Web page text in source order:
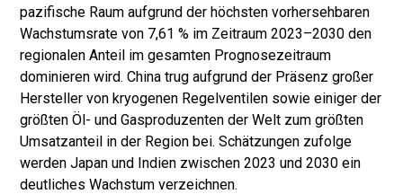
pazifische Raum aufgrund der höchsten vorhersehbaren
Wachstumsrate von 7,61 % im Zeitraum 2023–2030 den
regionalen Anteil im gesamten Prognosezeitraum
dominieren wird. China trug aufgrund der Präsenz großer
Hersteller von kryogenen Regelventilen sowie einiger der
größten Öl- und Gasproduzenten der Welt zum größten
Umsatzanteil in der Region bei. Schätzungen zufolge
werden Japan und Indien zwischen 2023 und 2030 ein
deutliches Wachstum verzeichnen.